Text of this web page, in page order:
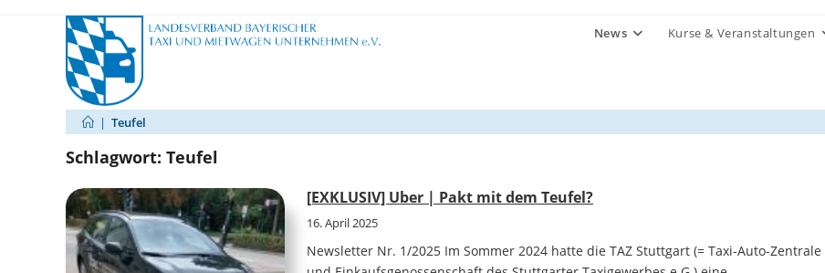
News Kurse & Veranstaltungen
| Teufel
Schlagwort: Teufel
[EXKLUSIV] Uber | Pakt mit dem Teufel?
16. April 2025
Newsletter Nr. 1/2025 Im Sommer 2024 hatte die TAZ Stuttgart (= Taxi-Auto-Zentrale